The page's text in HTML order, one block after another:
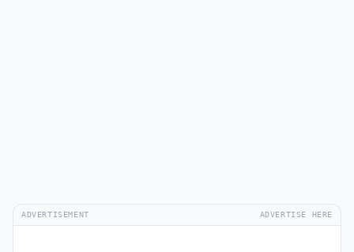
ADVERTISEMENT ADVERTISE HERE